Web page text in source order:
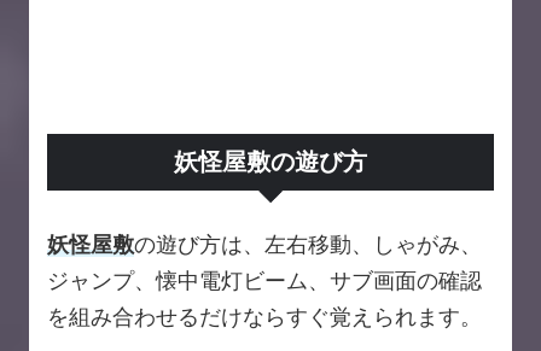
妖怪屋敷の遊び方
妖怪屋敷の遊び方は、左右移動、しゃがみ、
ジャンプ、懐中電灯ビーム、サブ画面の確認
を組み合わせるだけならすぐ覚えられます。